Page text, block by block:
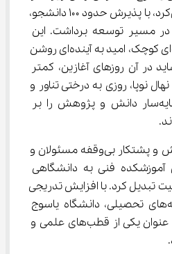
دانشگاه شیراز فعالیت می‌کرد، با پذیرش حدود ۱۰۰ دانشجو،
در مسیر توسعه برداشت. این
آموزشکده، همچون جرقه‌ای کوچک، امید به آینده‌ای روشن
شاید در آن روزهای آغازین، کمتر
که این نهال نوپا، روزی به درختی تناور و
پرثمر تبدیل شود که سایه‌سار دانش و پژوهش را بر
اما گذر زمان، همراه با تلاش و پشتکار بی‌وقفه مسئولان و
آموزشکده فنی به دانشگاهی
تبدیل کرد. با افزایش تدریجی
تعداد دانشکده‌ها و رشته‌های تحصیلی، دانشگاه یاسوج
توانست جایگاه خود را به عنوان یکی از قطب‌های علمی و